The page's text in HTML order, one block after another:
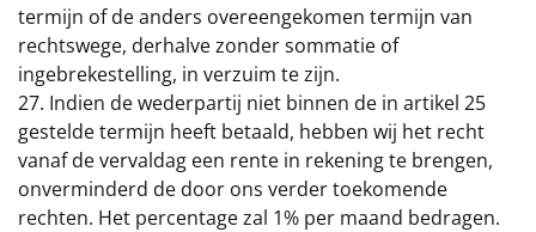
termijn of de anders overeengekomen termijn van
rechtswege, derhalve zonder sommatie of
ingebrekestelling, in verzuim te zijn.
27. Indien de wederpartij niet binnen de in artikel 25
gestelde termijn heeft betaald, hebben wij het recht
vanaf de vervaldag een rente in rekening te brengen,
onverminderd de door ons verder toekomende
rechten. Het percentage zal 1% per maand bedragen.